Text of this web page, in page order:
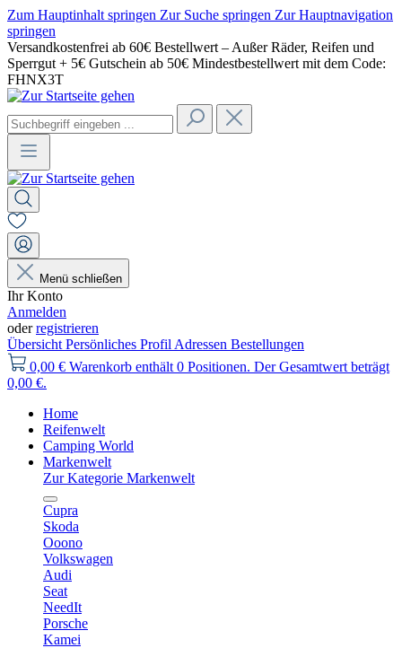
Zum Hauptinhalt springen Zur Suche springen Zur Hauptnavigation
springen
Versandkostenfrei ab 60€ Bestellwert – Außer Räder, Reifen und
Sperrgut + 5€ Gutschein ab 50€ Mindestbestellwert mit dem Code:
FHNX3T
Menü schließen
Ihr Konto
Anmelden
oderregistrieren
Übersicht Persönliches Profil Adressen Bestellungen
0,00 € Warenkorb enthält 0 Positionen. Der Gesamtwert beträgt
0,00 €.
Home
Reifenwelt
Camping World
Markenwelt
Zur Kategorie Markenwelt
Cupra
Skoda
Ooono
Volkswagen
Audi
Seat
NeedIt
Porsche
Kamei